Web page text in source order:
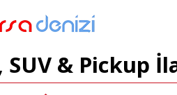
SUV & Pickup